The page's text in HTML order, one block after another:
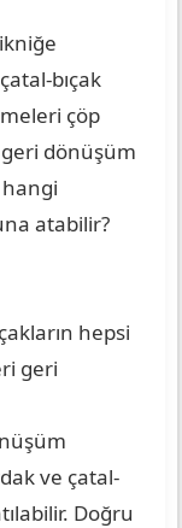
bıçak
çöp
dönüşüm
atabilir?
hepsi
geri
ve çatal-
Doğru